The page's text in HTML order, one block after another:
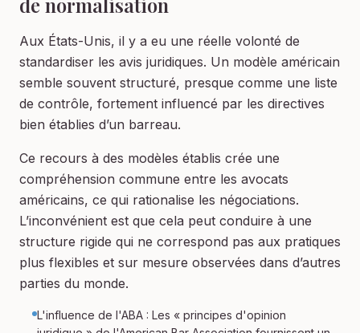
Aux États-Unis, il y a eu une réelle volonté de
standardiser les avis juridiques. Un modèle américain
semble souvent structuré, presque comme une liste
de contrôle, fortement influencé par les directives
bien établies d’un barreau.
Ce recours à des modèles établis crée une
compréhension commune entre les avocats
américains, ce qui rationalise les négociations.
L’inconvénient est que cela peut conduire à une
structure rigide qui ne correspond pas aux pratiques
plus flexibles et sur mesure observées dans d’autres
parties du monde.
L'influence de l'ABA : Les « principes d'opinion